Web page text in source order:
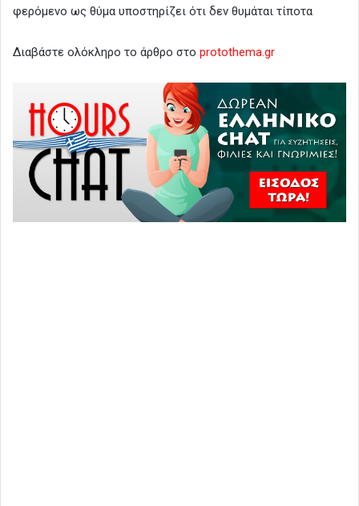
φερόμενο ως θύμα υποστηρίζει ότι δεν θυμάται τίποτα
Διαβάστε ολόκληρο το άρθρο στο protothema.gr